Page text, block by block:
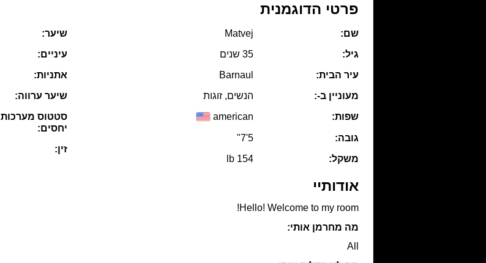
פרטי הדוגמנית
שם:
Matvej
גיל:
35 שנים
עיר הבית:
Barnaul
מעוניין ב-:
הנשים, זוגות
שפות:
american
גובה:
5'7"
משקל:
154 lb
שיער:
עיניים:
אתניות:
שיער ערווה:
סטטוס מערכות
יחסים:
זין:
אודותיי
Hello! Welcome to my room!
מה מחרמן אותי:
All